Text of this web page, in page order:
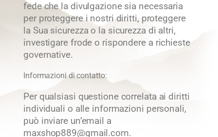
fede che la divulgazione sia necessaria
per proteggere i nostri diritti, proteggere
la Sua sicurezza o la sicurezza di altri,
investigare frode o rispondere a richieste
governative.
Informazioni di contatto:
Per qualsiasi questione correlata ai diritti
individuali o alle informazioni personali,
può inviare un’email a
maxshop889@gmail.com.